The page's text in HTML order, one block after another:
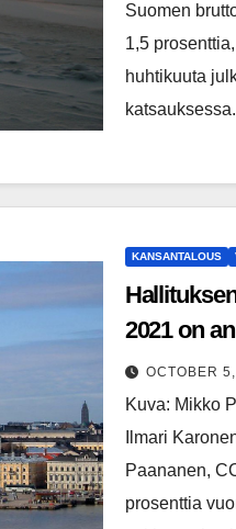
Suomen
1,5
huhtikuuta
KANSANTALOUS
2021 on
OCTOBER
Kuva: Mikko
Ilmari
Paananen,
prosenttia